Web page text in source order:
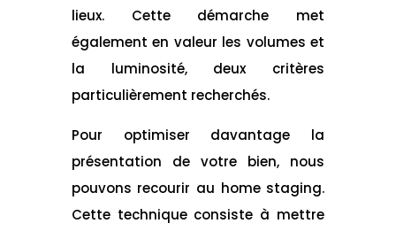
lieux. Cette démarche met
également en valeur les volumes et
la luminosité, deux critères
particulièrement recherchés.
Pour optimiser davantage la
présentation de votre bien, nous
pouvons recourir au home staging.
Cette technique consiste à mettre